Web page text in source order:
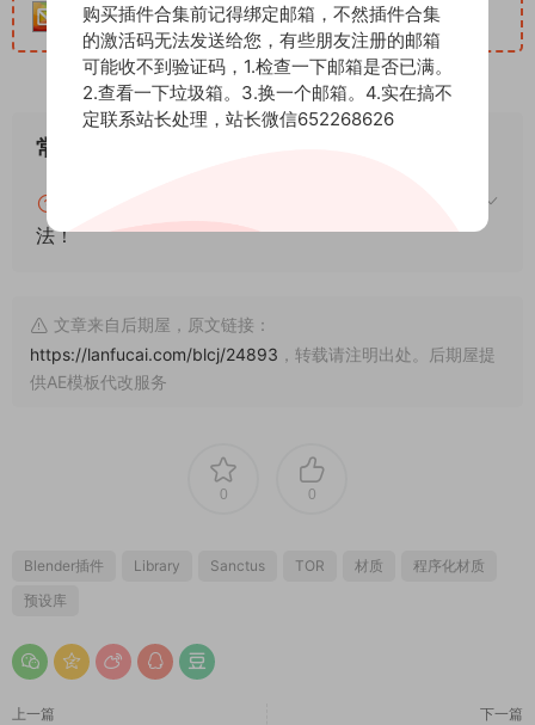
常见问题
法！
文章来自后期屋，原文链接：
https://lanfucai.com/blcj/24893 ，转载请注明出处。后期屋提
供AE模板代改服务
0 0
Blender插件 Library Sanctus TOR 材质
程序化材质
预设库
上一篇 下一篇
购买插件合集前记得绑定邮箱，不然插件合集
的激活码无法发送给您，有些朋友注册的邮箱
可能收不到验证码，1.检查一下邮箱是否已满。
2.查看一下垃圾箱。3.换一个邮箱。4.实在搞不
定联系站长处理，站长微信652268626